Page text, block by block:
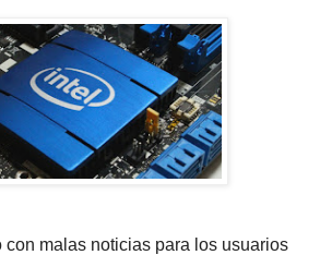
con malas noticias para los usuarios